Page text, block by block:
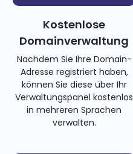
Kostenlose
Domainverwaltung
Nachdem Sie Ihre Domain-
Adresse registriert haben,
können Sie diese über Ihr
Verwaltungspanel kostenlos
in mehreren Sprachen
verwalten.